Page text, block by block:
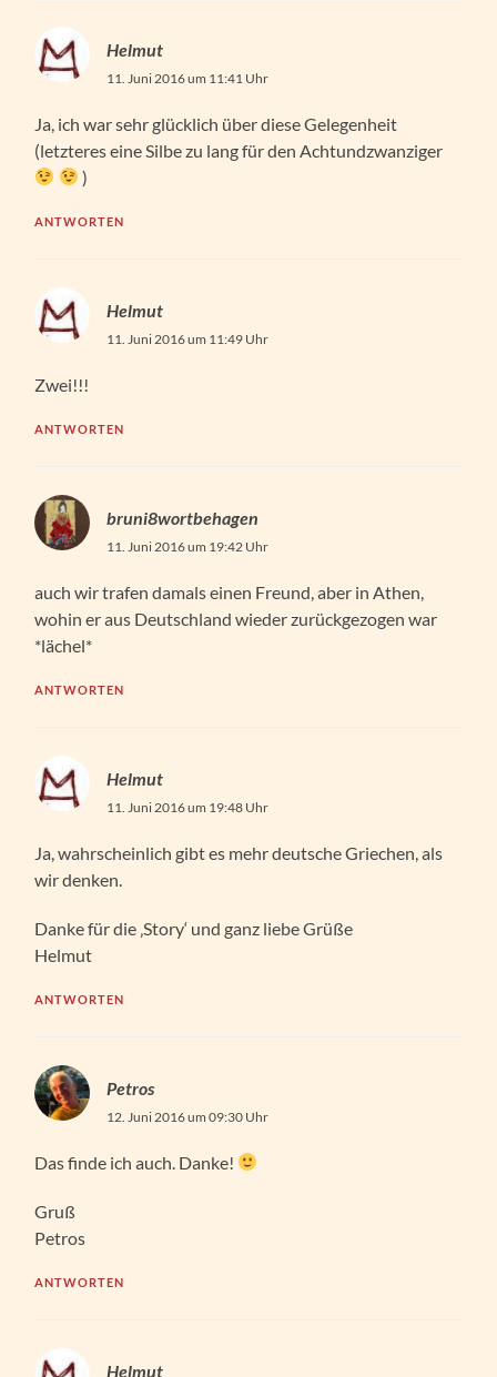
Helmut
11. Juni 2016 um 11:41 Uhr
Ja, ich war sehr glücklich über diese Gelegenheit
(letzteres eine Silbe zu lang für den Achtundzwanziger
)
ANTWORTEN
Helmut
11. Juni 2016 um 11:49 Uhr
Zwei!!!
ANTWORTEN
bruni8wortbehagen
11. Juni 2016 um 19:42 Uhr
auch wir trafen damals einen Freund, aber in Athen,
wohin er aus Deutschland wieder zurückgezogen war
*lächel*
ANTWORTEN
Helmut
11. Juni 2016 um 19:48 Uhr
Ja, wahrscheinlich gibt es mehr deutsche Griechen, als
wir denken.
Danke für die ‚Story‘ und ganz liebe Grüße
Helmut
ANTWORTEN
Petros
12. Juni 2016 um 09:30 Uhr
Das finde ich auch. Danke!
Gruß
Petros
ANTWORTEN
Helmut